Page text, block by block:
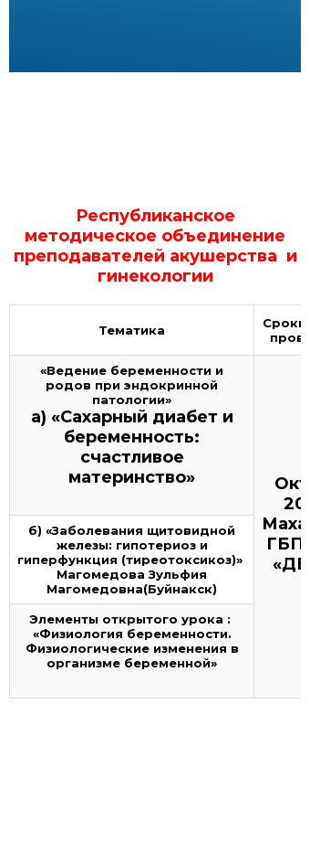
Республиканское
методическое объединение
преподавателей акушерства и
гинекологии
Тематика
Сроки
«Ведение беременности и
родов при эндокринной
патологии»
а) «Сахарный диабет и
беременность:
счастливое
материнство»
б) «Заболевания щитовидной
железы: гипотериоз и
гиперфункция (тиреотоксикоз)»
Магомедова Зульфия
Магомедовна(Буйнакск)
Элементы открытого урока :
«Физиология беременности.
Физиологические изменения в
организме беременной»